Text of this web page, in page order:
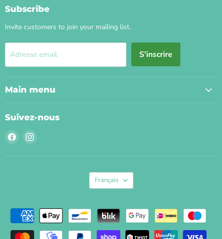
Subscribe
Invite customers to join your mailing list.
Adresse email S'inscrire
Main menu
Suivez-nous
Trouvez-
sur
sur
Langue
Français